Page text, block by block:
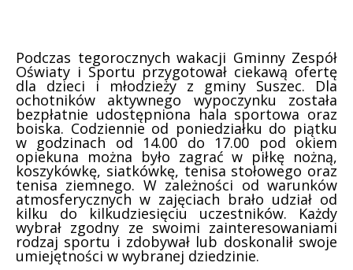
Podczas tegorocznych wakacji Gminny Zespół
Oświaty i Sportu przygotował ciekawą ofertę
dla dzieci i młodzieży z gminy Suszec. Dla
ochotników aktywnego wypoczynku została
bezpłatnie udostępniona hala sportowa oraz
boiska. Codziennie od poniedziałku do piątku
w godzinach od 14.00 do 17.00 pod okiem
opiekuna można było zagrać w piłkę nożną,
koszykówkę, siatkówkę, tenisa stołowego oraz
tenisa ziemnego. W zależności od warunków
atmosferycznych w zajęciach brało udział od
kilku do kilkudziesięciu uczestników. Każdy
wybrał zgodny ze swoimi zainteresowaniami
rodzaj sportu i zdobywał lub doskonalił swoje
umiejętności w wybranej dziedzinie.